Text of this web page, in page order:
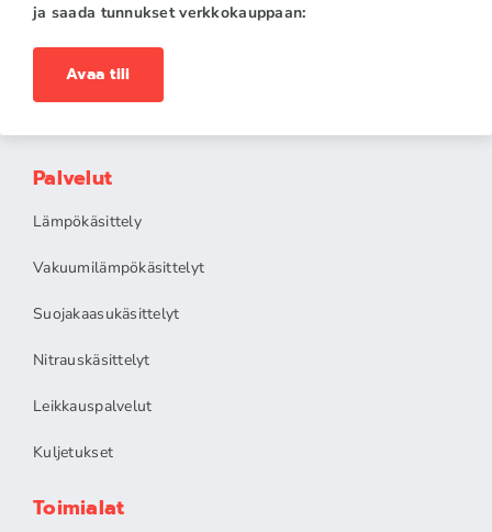
ja saada tunnukset verkkokauppaan:
Avaa tili
Palvelut
Lämpökäsittely
Vakuumilämpökäsittelyt
Suojakaasukäsittelyt
Nitrauskäsittelyt
Leikkauspalvelut
Kuljetukset
Toimialat